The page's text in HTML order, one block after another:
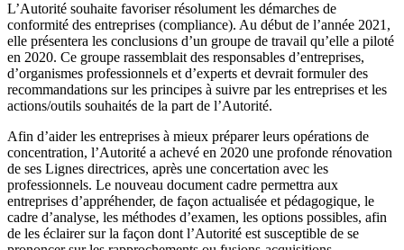
L’Autorité souhaite favoriser résolument les démarches de
conformité des entreprises (compliance). Au début de l’année 2021,
elle présentera les conclusions d’un groupe de travail qu’elle a piloté
en 2020. Ce groupe rassemblait des responsables d’entreprises,
d’organismes professionnels et d’experts et devrait formuler des
recommandations sur les principes à suivre par les entreprises et les
actions/outils souhaités de la part de l’Autorité.
Afin d’aider les entreprises à mieux préparer leurs opérations de
concentration, l’Autorité a achevé en 2020 une profonde rénovation
de ses Lignes directrices, après une concertation avec les
professionnels. Le nouveau document cadre permettra aux
entreprises d’appréhender, de façon actualisée et pédagogique, le
cadre d’analyse, les méthodes d’examen, les options possibles, afin
de les éclairer sur la façon dont l’Autorité est susceptible de se